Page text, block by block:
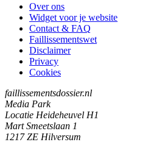
Over ons
Widget voor je website
Contact & FAQ
Faillissementswet
Disclaimer
Privacy
Cookies
faillissementsdossier.nl
Media Park
Locatie Heideheuvel H1
Mart Smeetslaan 1
1217 ZE Hilversum